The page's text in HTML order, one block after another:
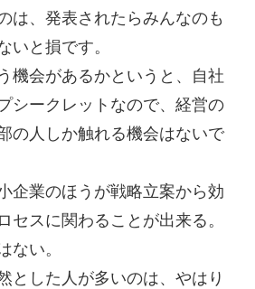
は、発表されたらみんなのも
いと損です。
機会があるかというと、自社
シークレットなので、経営の
の人しか触れる機会はないで
企業のほうが戦略立案から効
セスに関わることが出来る。
ない。
とした人が多いのは、やはり